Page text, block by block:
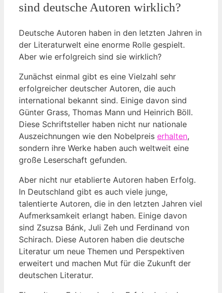
sind deutsche Autoren wirklich?
Deutsche Autoren haben in den letzten Jahren in
der Literaturwelt eine enorme Rolle gespielt.
Aber wie erfolgreich sind sie wirklich?
Zunächst einmal gibt es eine Vielzahl sehr
erfolgreicher deutscher Autoren, die auch
international bekannt sind. Einige davon sind
Günter Grass, Thomas Mann und Heinrich Böll.
Diese Schriftsteller haben nicht nur nationale
Auszeichnungen wie den Nobelpreis erhalten,
sondern ihre Werke haben auch weltweit eine
große Leserschaft gefunden.
Aber nicht nur etablierte Autoren haben Erfolg.
In Deutschland gibt es auch viele junge,
talentierte Autoren, die in den letzten Jahren viel
Aufmerksamkeit erlangt haben. Einige davon
sind Zsuzsa Bánk, Juli Zeh und Ferdinand von
Schirach. Diese Autoren haben die deutsche
Literatur um neue Themen und Perspektiven
erweitert und machen Mut für die Zukunft der
deutschen Literatur.